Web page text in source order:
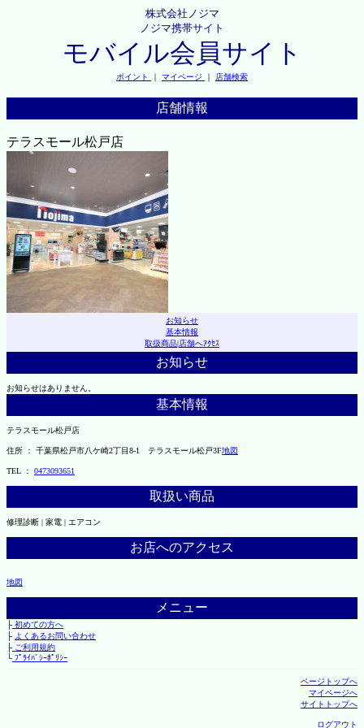
株式会社ノジマ
ノジマ携帯サイト
モバイル会員サイト
ポイント ｜ マイページ ｜ 店舗検索
店舗情報
テラスモール松戸店
お知らせ
基本情報
取扱商品|店舗へｱｸｾｽ
お知らせ
お知らせはありません。
基本情報
テラスモール松戸店
住所 ： 千葉県松戸市八ケ崎2丁目8-1 テラスモール松戸3F地図
TEL ： 0473093651
取扱い商品
修理診断 | 家電 | エアコン
お店へのアクセス
地図
メニュー
├初めての方へ
├ よくあるお問い合わせ
├ご利用規約
└ﾌﾟﾗｲﾊﾞｼｰﾎﾟﾘｼｰ
ページトップへ
マイページへ
サイトトップへ
ログアウト